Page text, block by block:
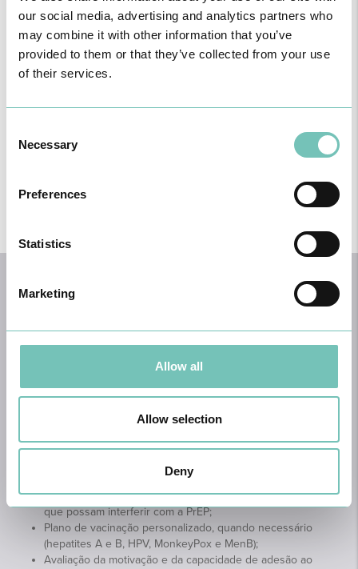
our social media, advertising and analytics partners who
may combine it with other information that you’ve
provided to them or that they’ve collected from your use
of their services.
Selection
Necessary
Preferences
Statistics
Marketing
Allow all
Allow selection
Deny
Encaminhamento
quando necessário.
Primeira Consulta de PrEP: o que esperar?
para garantir que a PrEP é segura e indicada para si. Serão
realizados:
Teste VIH (necessário resultado negativo para iniciar a
Rastreio de infeções sexualmente transmissíveis (clamídia,
segurança do tratamento;
Rastreio de Hepatites Virais (B e C) e status imunitário para
Revisão da medicação habitual e consumo de substâncias
que possam interferir com a PrEP;
Plano de vacinação personalizado, quando necessário
(hepatites A e B, HPV, MonkeyPox e MenB);
Avaliação da motivação e da capacidade de adesão ao